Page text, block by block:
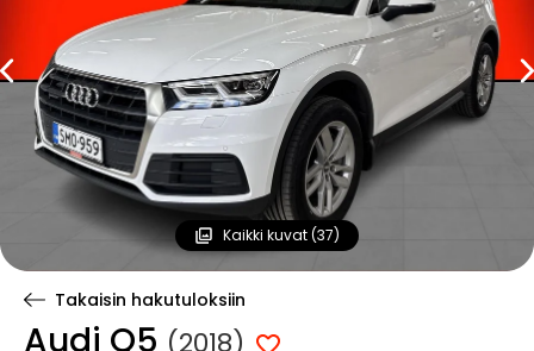
Kaikki kuvat (37)
Takaisin hakutuloksiin
Audi Q5 (2018)